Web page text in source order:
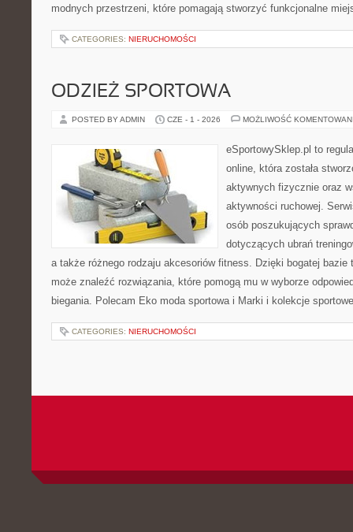
modnych przestrzeni, które pomagają stworzyć funkcjonalne
CATEGORIES: NIERUCHOMOŚCI
ODZIEŻ SPORTOWA
POSTED BY ADMIN CZE - 1 - 2026 MOŻLIWOŚĆ
eSportowySklep.pl to
online, która została
aktywnych fizycznie oraz
aktywności ruchowej.
osób poszukujących
dotyczących ubrań
a także różnego rodzaju akcesoriów fitness. Dzięki bogatej
może znaleźć rozwiązania, które pomogą mu w wyborze
biegania. Polecam Eko moda sportowa i Marki i kolekcje
CATEGORIES: NIERUCHOMOŚCI